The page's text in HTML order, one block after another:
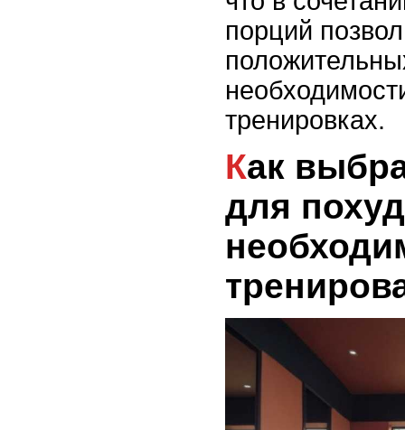
порций
тренировках.
Как выбрать продукты
для